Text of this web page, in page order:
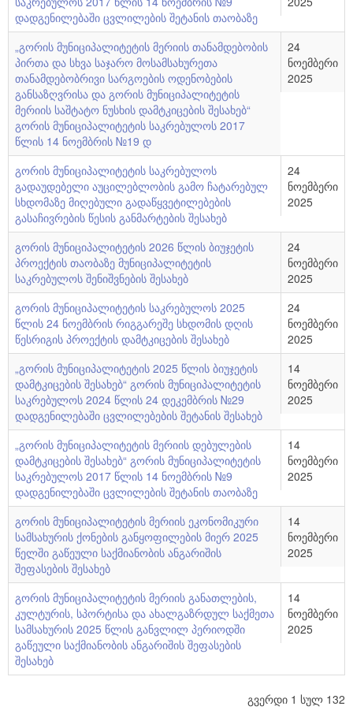
დადგენილებაში ცვლილების შეტანის თაობაზე
„გორის მუნიციპალიტეტის მერიის თანამდებობის
პირთა და სხვა საჯარო მოსამსახურეთა
თანამდებობრივი სარგოების ოდენობების
განსაზღვრისა და გორის მუნიციპალიტეტის
მერიის საშტატო ნუსხის დამტკიცების შესახებ“
გორის მუნიციპალიტეტის საკრებულოს 2017
წლის 14 ნოემბრის №19 დ
24
ნოემბერი
2025
გორის მუნიციპალიტეტის საკრებულოს
გადაუდებელი აუცილებლობის გამო ჩატარებულ
სხდომაზე მიღებული გადაწყვეტილებების
გასაჩივრების წესის განმარტების შესახებ
24
ნოემბერი
2025
გორის მუნიციპალიტეტის 2026 წლის ბიუჯეტის
პროექტის თაობაზე მუნიციპალიტეტის
საკრებულოს შენიშვნების შესახებ
24
ნოემბერი
2025
გორის მუნიციპალიტეტის საკრებულოს 2025
წლის 24 ნოემბრის რიგგარეშე სხდომის დღის
წესრიგის პროექტის დამტკიცების შესახებ
24
ნოემბერი
2025
„გორის მუნიციპალიტეტის 2025 წლის ბიუჯეტის
დამტკიცების შესახებ“ გორის მუნიციპალიტეტის
საკრებულოს 2024 წლის 24 დეკემბრის №29
დადგენილებაში ცვლილებების შეტანის შესახებ
14
ნოემბერი
2025
„გორის მუნიციპალიტეტის მერიის დებულების
დამტკიცების შესახებ“ გორის მუნიციპალიტეტის
საკრებულოს 2017 წლის 14 ნოემბრის №9
დადგენილებაში ცვლილების შეტანის თაობაზე
14
ნოემბერი
2025
გორის მუნიციპალიტეტის მერიის ეკონომიკური
სამსახურის ქონების განყოფილების მიერ 2025
წელში გაწეული საქმიანობის ანგარიშის
შეფასების შესახებ
14
ნოემბერი
2025
გორის მუნიციპალიტეტის მერიის განათლების,
კულტურის, სპორტისა და ახალგაზრდულ საქმეთა
სამსახურის 2025 წლის განვლილ პერიოდში
გაწეული საქმიანობის ანგარიშის შეფასების
შესახებ
14
ნოემბერი
2025
გვერდი 1 სულ 132
საკრებულოს აპარატი
გენდერული საბჭო
სამუშაო ჯგუფები
2021 - 2025 წლის საკრებულოს წევრები
ბიუჯეტი
მუნიციპალიტეტის სიმბოლიკა
საშტატო ნუსხა და თანამდებობრივი სარგო
რეგლამენტი
საჯარო ინფორმაციის პროაქტიულად გამოქვეყნების
წესი
ელექტრონული საქმის წარმოების წესი
საკრებულოს სამუშაო გეგმები